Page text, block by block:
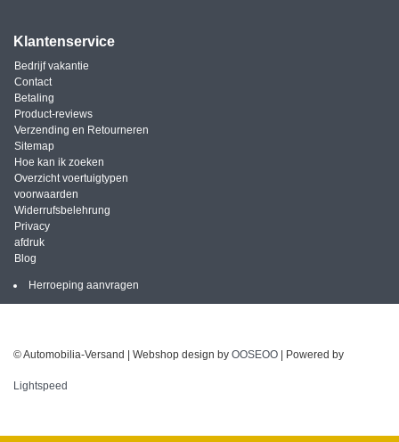
Klantenservice
Bedrijf vakantie
Contact
Betaling
Product-reviews
Verzending en Retourneren
Sitemap
Hoe kan ik zoeken
Overzicht voertuigtypen
voorwaarden
Widerrufsbelehrung
Privacy
afdruk
Blog
Herroeping aanvragen
© Automobilia-Versand | Webshop design by OOSEOO | Powered by
Lightspeed